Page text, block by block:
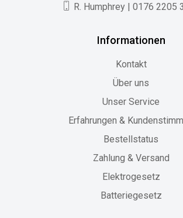
R. Humphrey | 0176 2205
Informationen
Kontakt
Über uns
Unser Service
Erfahrungen &
Bestellstatus
Zahlung & Versand
Elektrogesetz
Batteriegesetz